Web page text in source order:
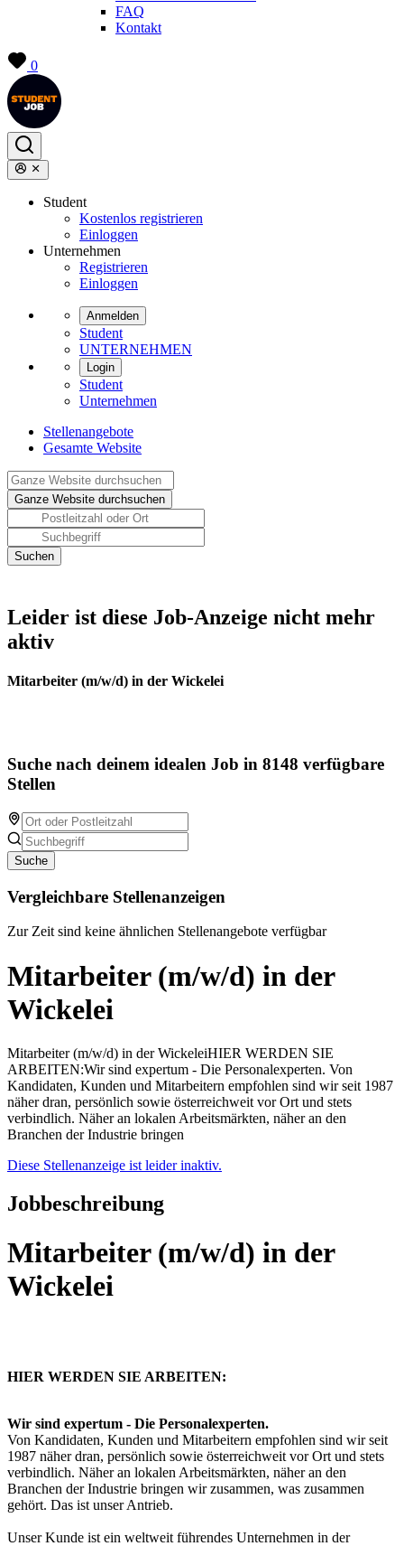
FAQ
Kontakt
0
Student
Kostenlos registrieren
Einloggen
Unternehmen
Registrieren
Einloggen
Anmelden
Student
UNTERNEHMEN
Login
Student
Unternehmen
Stellenangebote
Gesamte Website
Leider ist diese Job-Anzeige nicht mehr
aktiv
Mitarbeiter (m/w/d) in der Wickelei
Suche nach deinem idealen Job in 8148 verfügbare
Stellen
Suche
Vergleichbare Stellenanzeigen
Zur Zeit sind keine ähnlichen Stellenangebote verfügbar
Mitarbeiter (m/w/d) in der
Wickelei
Mitarbeiter (m/w/d) in der WickeleiHIER WERDEN SIE
ARBEITEN:Wir sind expertum - Die Personalexperten. Von
Kandidaten, Kunden und Mitarbeitern empfohlen sind wir seit 1987
näher dran, persönlich sowie österreichweit vor Ort und stets
verbindlich. Näher an lokalen Arbeitsmärkten, näher an den
Branchen der Industrie bringen
Diese Stellenanzeige ist leider inaktiv.
Jobbeschreibung
Mitarbeiter (m/w/d) in der
Wickelei
HIER WERDEN SIE ARBEITEN:
Wir sind expertum - Die Personalexperten.
Von Kandidaten, Kunden und Mitarbeitern empfohlen sind wir seit
1987 näher dran, persönlich sowie österreichweit vor Ort und stets
verbindlich. Näher an lokalen Arbeitsmärkten, näher an den
Branchen der Industrie bringen wir zusammen, was zusammen
gehört. Das ist unser Antrieb.
Unser Kunde ist ein weltweit führendes Unternehmen in der